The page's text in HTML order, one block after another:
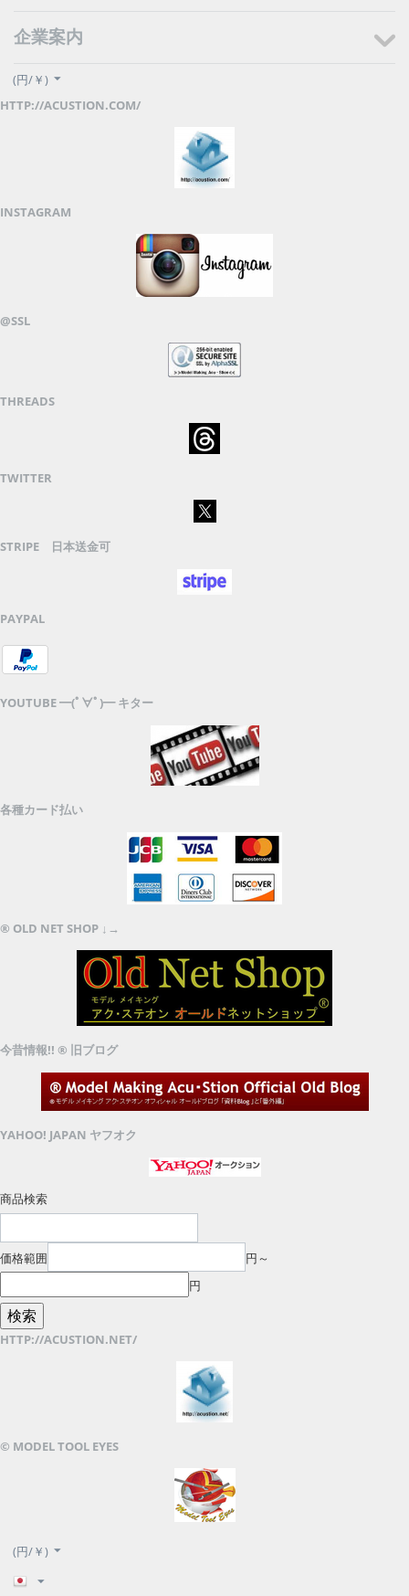
企業案内
(円/￥)
HTTP://ACUSTION.COM/
INSTAGRAM
@SSL
THREADS
TWITTER
STRIPE 日本送金可
PAYPAL
YOUTUBE ━(ﾟ∀ﾟ)━ キター
各種カード払い
® OLD NET SHOP ↓→
今昔情報!! ® 旧ブログ
YAHOO! JAPAN ヤフオク
商品検索
価格範囲
円～
円
HTTP://ACUSTION.NET/
© MODEL TOOL EYES
(円/￥)